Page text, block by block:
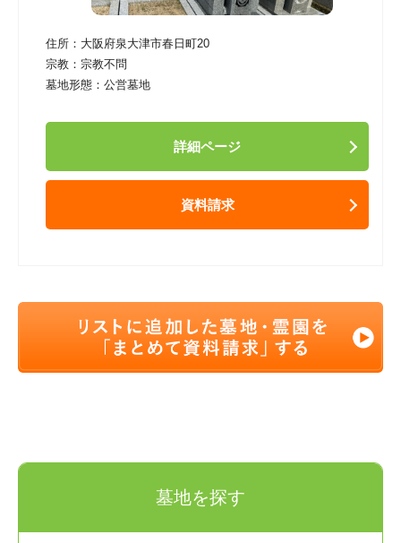
住所： 大阪府泉大津市春日町20
宗教： 宗教不問
墓地形態： 公営墓地
詳細ページ
資料請求
墓地を探す